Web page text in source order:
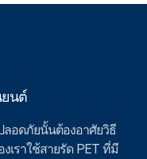
นต์
ลอดภัยนั้นต้องอาศัยวิธี
เราใช้สายรัด PET ที่มี